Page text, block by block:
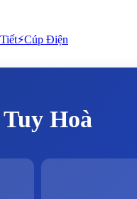
⚡Cúp Điện
Hoà